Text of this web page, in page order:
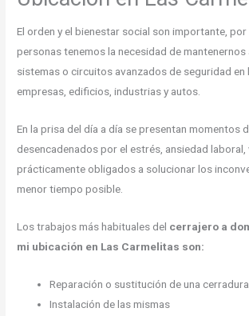
El orden y el bienestar social son importante,
personas tenemos la necesidad de mantenernos
sistemas o circuitos avanzados de seguridad en
empresas, edificios, industrias y autos.
En la prisa del día a día se presentan momentos
desencadenados por el estrés, ansiedad
prácticamente obligados a solucionar los
menor tiempo posible.
Los trabajos más habituales del cerrajero a
mi ubicación en Las Carmelitas son:
Reparación o sustitución de una cerradura
Instalación de las mismas